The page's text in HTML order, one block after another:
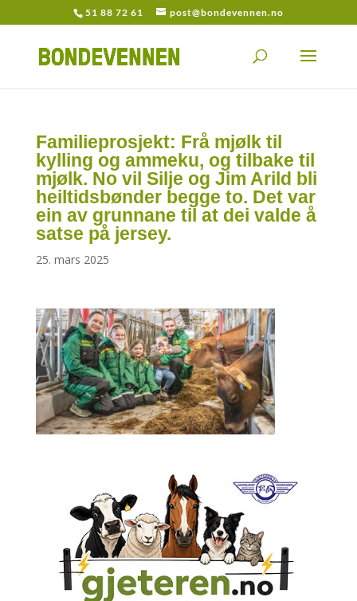
51 88 72 61 post@bondevennen.no
Familieprosjekt: Frå mjølk til
kylling og ammeku, og tilbake til
mjølk. No vil Silje og Jim Arild bli
heiltidsbønder begge to. Det var
ein av grunnane til at dei valde å
satse på jersey.
25. mars 2025